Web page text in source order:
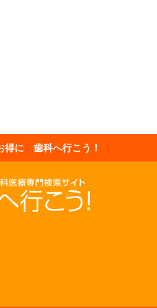
得に 歯科へ行こう！